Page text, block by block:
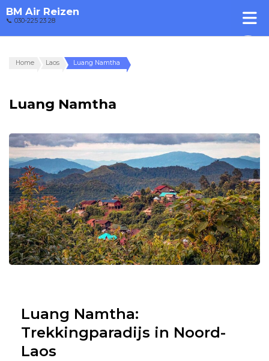
BM Air Reizen
📞 030-225 23 28
Home Laos Luang Namtha
Luang Namtha
Luang Namtha:
Trekkingparadijs in Noord-
Laos